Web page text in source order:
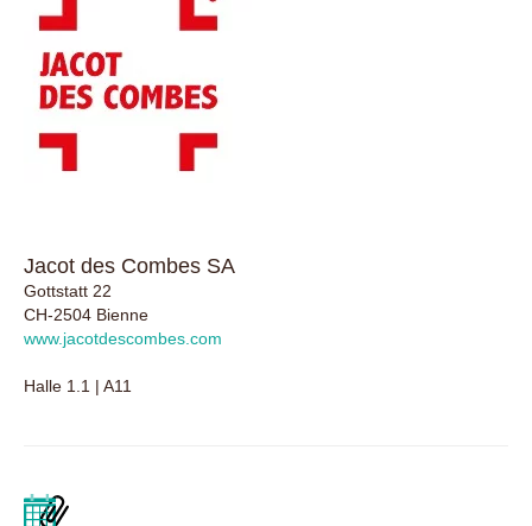
Jacot des Combes SA
Gottstatt 22
CH-2504 Bienne
www.jacotdescombes.com
Halle 1.1 | A11